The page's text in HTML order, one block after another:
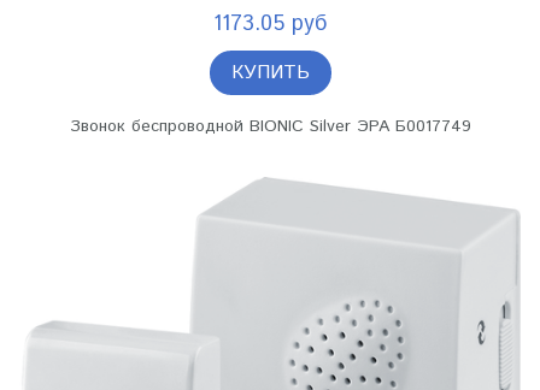
1173.05 руб
КУПИТЬ
Звонок беспроводной BIONIC Silver ЭРА Б0017749